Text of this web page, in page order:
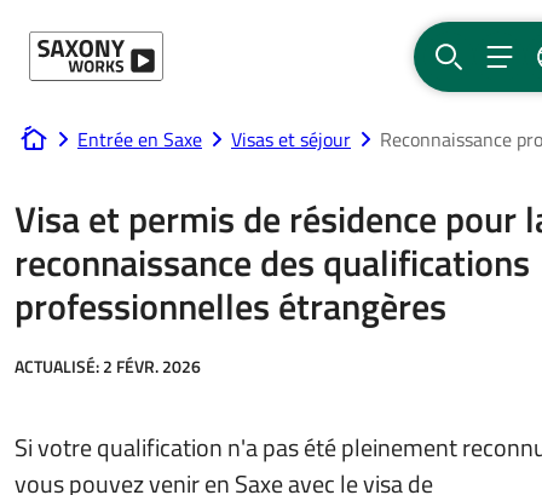
www.saxony-works.com
Entrée en Saxe Visas et séjour Reconnaissance
Visa et permis de résidence pour
reconnaissance des qualifications
professionnelles étrangères
ACTUALISÉ:2 FÉVR. 2026
Si votre qualification n'a pas été pleinement
vous pouvez venir en Saxe avec le visa de